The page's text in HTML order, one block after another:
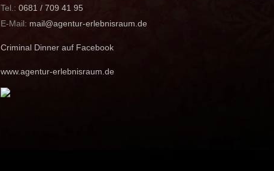
Tel.: 0681 / 709 41 95
E-Mail: mail@agentur-erlebnisraum.de
Criminal Dinner auf Facebook
www.agentur-erlebnisraum.de